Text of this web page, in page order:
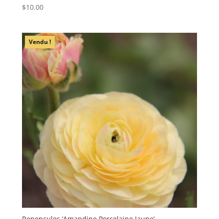
$10.00
Vendu !